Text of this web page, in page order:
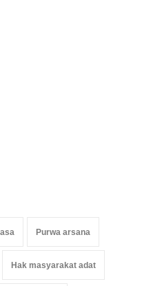
Purwa arsana
Hak masyarakat adat